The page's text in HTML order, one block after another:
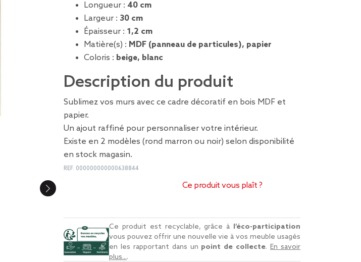
Longueur : 40 cm
Largeur : 30 cm
Épaisseur : 1,2 cm
Matière(s) : MDF (panneau de particules), papier
Coloris : beige, blanc
Description du produit
Sublimez vos murs avec ce cadre décoratif en bois MDF et
papier.
Un ajout raffiné pour personnaliser votre intérieur.
Existe en 2 modèles (rond marron ou noir) selon disponibilité
en stock magasin.
REF. 000000000000638844
Ce produit vous plaît ?
Ce produit est recyclable, grâce à l’éco-participation
vous pouvez offrir une nouvelle vie à vos meuble usagés
en les rapportant dans un point de collecte.En savoir
plus....